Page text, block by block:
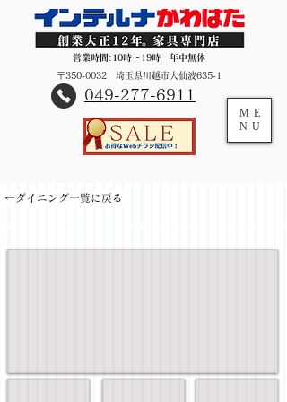
営業時間:10時～19時 年中無休
〒350-0032 埼玉県川越市大仙波635-1
​049-277-6911
ME
NU
←ダイニング一覧に戻る